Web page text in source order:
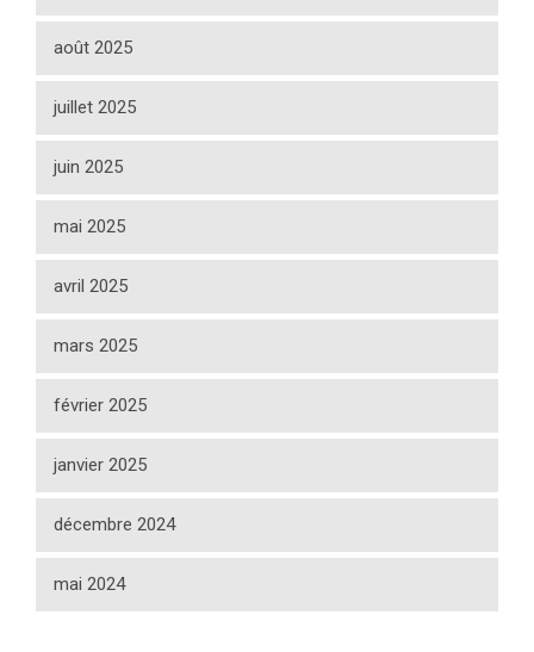
août 2025
juillet 2025
juin 2025
mai 2025
avril 2025
mars 2025
février 2025
janvier 2025
décembre 2024
mai 2024